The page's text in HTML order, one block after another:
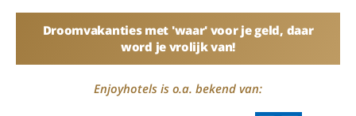
Droomvakanties met 'waar' voor je geld, daar
word je vrolijk van!
Enjoyhotels is o.a. bekend van: